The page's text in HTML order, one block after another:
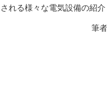
れる様々な電気設備の紹介
筆